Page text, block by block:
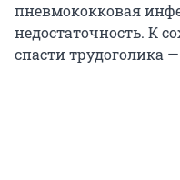
пневмококковая
недостаточность. К
спасти трудоголика